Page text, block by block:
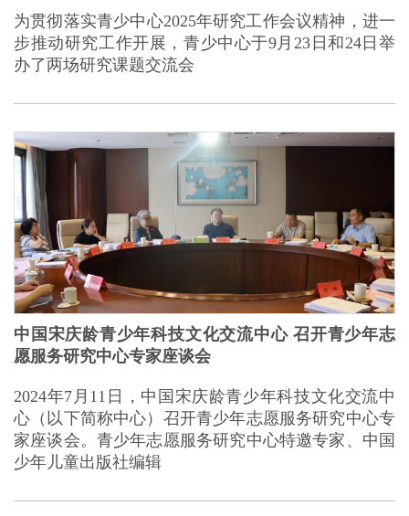
为贯彻落实青少中心2025年研究工作会议精神，进一
步推动研究工作开展，青少中心于9月23日和24日举
办了两场研究课题交流会
中国宋庆龄青少年科技文化交流中心 召开青少年志
愿服务研究中心专家座谈会
2024年7月11日，中国宋庆龄青少年科技文化交流中
心（以下简称中心）召开青少年志愿服务研究中心专
家座谈会。青少年志愿服务研究中心特邀专家、中国
少年儿童出版社编辑